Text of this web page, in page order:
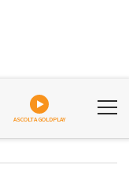
ASCOLTA GOLDPLAY